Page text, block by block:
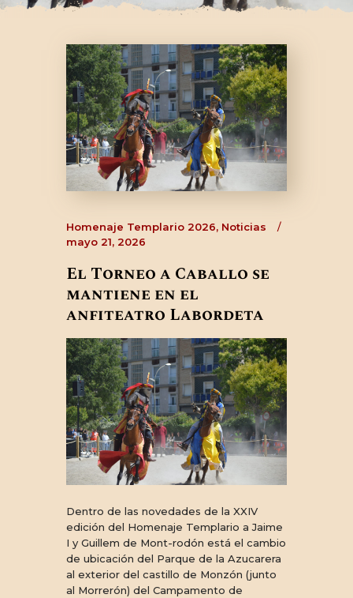
Homenaje Templario 2026, Noticias
mayo 21, 2026
El Torneo a Caballo se
mantiene en el
anfiteatro Labordeta
Dentro de las novedades de la XXIV
edición del Homenaje Templario a Jaime
I y Guillem de Mont-rodón está el cambio
de ubicación del Parque de la Azucarera
al exterior del castillo de Monzón (junto
al Morrerón) del Campamento de